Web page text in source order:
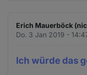
Erich Mauerböck
Do. 3 Jan 2019 -
Ich würde das